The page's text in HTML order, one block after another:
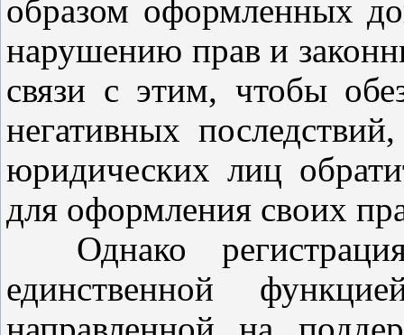
образом оформленных
нарушению прав и
связи с этим, чтобы
негативных
юридических лиц
для оформления своих
Однако
единственной